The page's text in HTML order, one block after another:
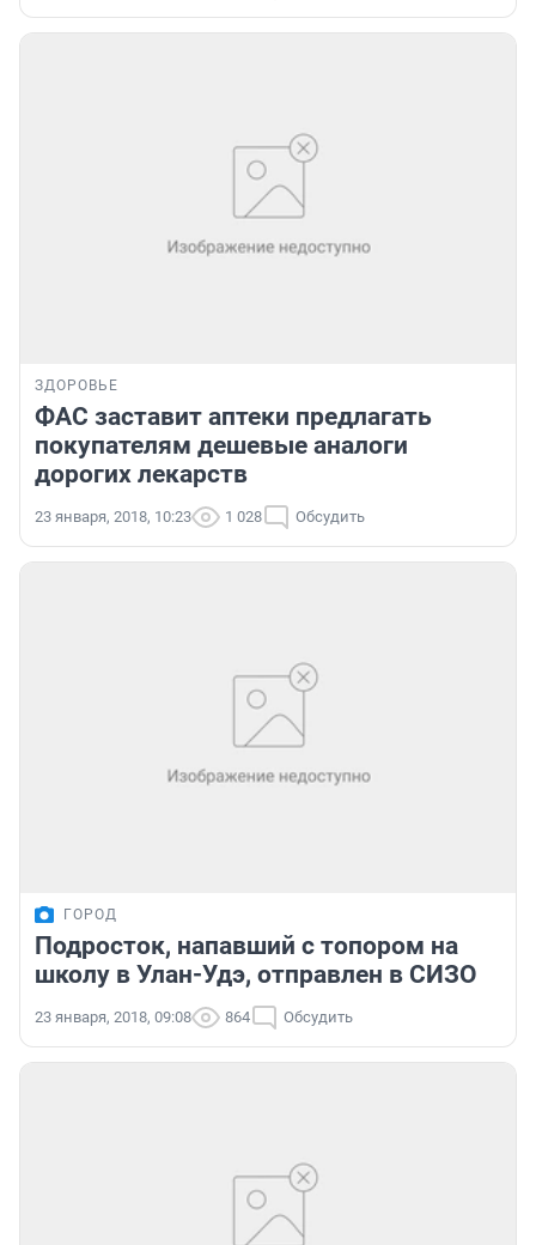
ЗДОРОВЬЕ
ФАС заставит аптеки предлагать
покупателям дешевые аналоги
дорогих лекарств
23 января, 2018, 10:23 1 028 Обсудить
ГОРОД
Подросток, напавший с топором на
школу в Улан-Удэ, отправлен в СИЗО
23 января, 2018, 09:08 864 Обсудить